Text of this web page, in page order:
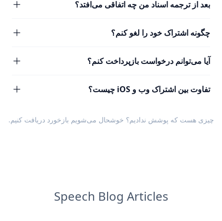
بعد از ترجمه اسناد من چه اتفاقی می‌افتد؟
چگونه اشتراک خود را لغو کنم؟
آیا می‌توانم درخواست بازپرداخت کنم؟
تفاوت بین اشتراک وب و iOS چیست؟
چیزی هست که پوشش ندادیم؟ خوشحال می‌شویم بازخورد دریافت کنیم.
Speech Blog Articles